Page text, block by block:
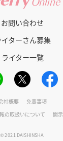
お問い合わせ
イターさん募集
ライター一覧
社概要
免責事項
の取扱いについて 開
© 2021 DAISHINSHA.